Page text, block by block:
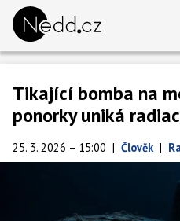
Tikající bomba na
ponorky uniká
25. 3. 2026 – 15:00 | Člověk |